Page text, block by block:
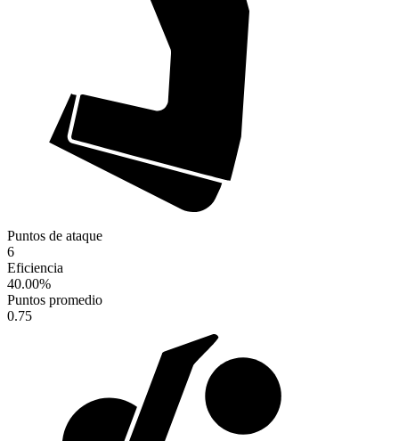
Puntos de ataque
6
Eficiencia
40.00%
Puntos promedio
0.75